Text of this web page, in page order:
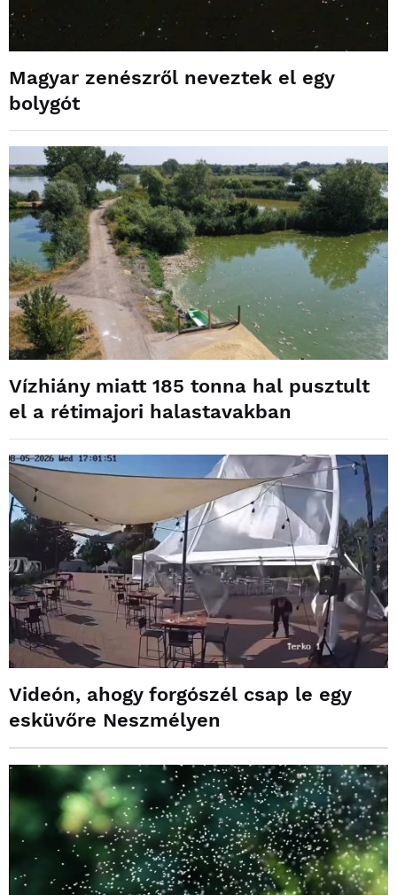
Magyar zenészről neveztek el egy
bolygót
Vízhiány miatt 185 tonna hal pusztult
el a rétimajori halastavakban
Videón, ahogy forgószél csap le egy
esküvőre Neszmélyen